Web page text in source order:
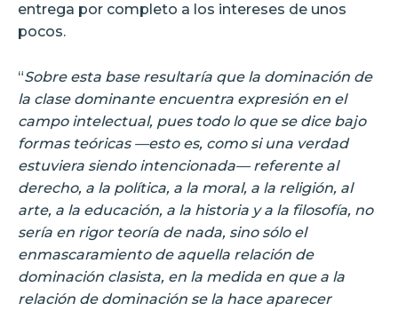
entrega por completo a los intereses de unos
pocos.
“Sobre esta base resultaría que la dominación de
la clase dominante encuentra expresión en el
campo intelectual, pues todo lo que se dice bajo
formas teóricas —esto es, como si una verdad
estuviera siendo intencionada— referente al
derecho, a la política, a la moral, a la religión, al
arte, a la educación, a la historia y a la filosofía, no
sería en rigor teoría de nada, sino sólo el
enmascaramiento de aquella relación de
dominación clasista, en la medida en que a la
relación de dominación se la hace aparecer